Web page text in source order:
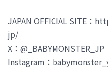
JAPAN OFFICIAL SITE：
jp/
X：@_BABYMONSTER_JP
Instagram：